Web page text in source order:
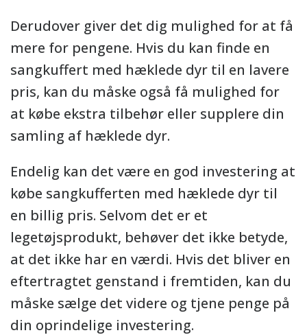
Derudover giver det dig mulighed for at få
mere for pengene. Hvis du kan finde en
sangkuffert med hæklede dyr til en lavere
pris, kan du måske også få mulighed for
at købe ekstra tilbehør eller supplere din
samling af hæklede dyr.
Endelig kan det være en god investering at
købe sangkufferten med hæklede dyr til
en billig pris. Selvom det er et
legetøjsprodukt, behøver det ikke betyde,
at det ikke har en værdi. Hvis det bliver en
eftertragtet genstand i fremtiden, kan du
måske sælge det videre og tjene penge på
din oprindelige investering.